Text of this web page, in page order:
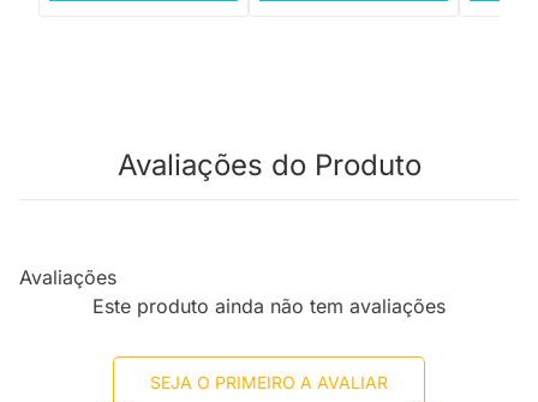
Avaliações do Produto
Avaliações
Este produto ainda não tem avaliações
SEJA O PRIMEIRO A AVALIAR